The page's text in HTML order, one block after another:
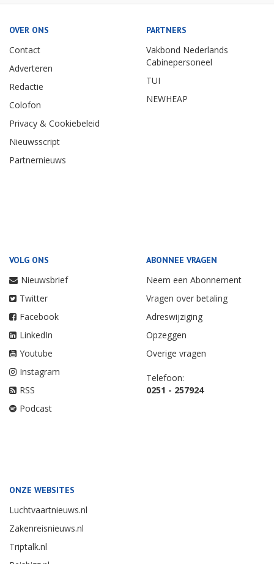
OVER ONS
Contact
Adverteren
Redactie
Colofon
Privacy & Cookiebeleid
Nieuwsscript
Partnernieuws
PARTNERS
Vakbond Nederlands
Cabinepersoneel
TUI
NEWHEAP
VOLG ONS
Nieuwsbrief
Twitter
Facebook
LinkedIn
Youtube
Instagram
RSS
Podcast
ABONNEE VRAGEN
Neem een Abonnement
Vragen over betaling
Adreswijziging
Opzeggen
Overige vragen
Telefoon:
0251 - 257924
ONZE WEBSITES
Luchtvaartnieuws.nl
Zakenreisnieuws.nl
Triptalk.nl